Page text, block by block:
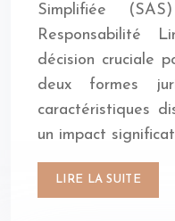
Simplifiée
Responsabilité
décision cruciale
deux formes
caractéristiques
un impact
LIRE LA SUITE